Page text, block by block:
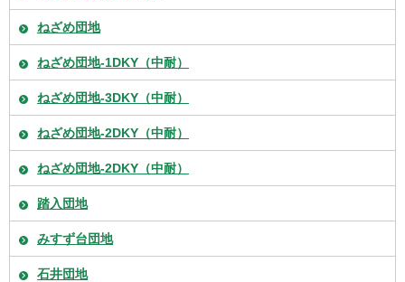
ねざめ団地
ねざめ団地-1DKY（中耐）
ねざめ団地-3DKY（中耐）
ねざめ団地-2DKY（中耐）
ねざめ団地-2DKY（中耐）
踏入団地
みすず台団地
石井団地